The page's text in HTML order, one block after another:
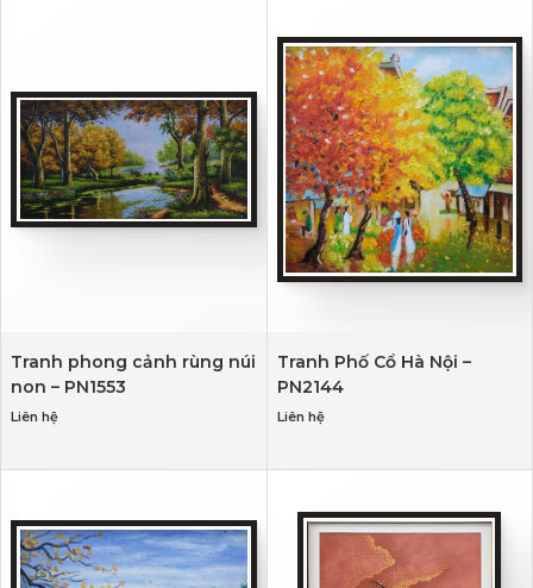
Tranh phong cảnh rùng núi
non – PN1553
Liên hệ
Tranh Phố Cổ Hà Nội –
PN2144
Liên hệ